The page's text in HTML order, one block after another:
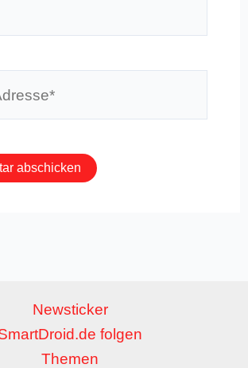
Newsticker
folgen
Themen